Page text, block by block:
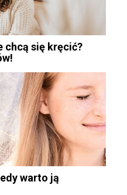
chcą się kręcić?
warto ją